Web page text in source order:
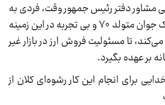
مشاور دفتر رئیس جمهور وقت، فردی به
نام سالار آقاخانی را که یک جوان متولد ۷۰ و بی تجربه در این زمینه
تا مسئولیت فروش ارز در بازار غیر
بر عهده بگیرد.
برای انجام این کار رشوه‌ای کلان از